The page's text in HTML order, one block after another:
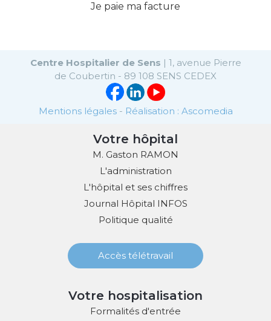
Je paie ma facture
Centre Hospitalier de Sens | 1, avenue Pierre
de Coubertin - 89 108 SENS CEDEX
Mentions légales- Réalisation : Ascomedia
Votre hôpital
M. Gaston RAMON
L'administration
L'hôpital et ses chiffres
Journal Hôpital INFOS
Politique qualité
Accès télétravail
Votre hospitalisation
Formalités d'entrée